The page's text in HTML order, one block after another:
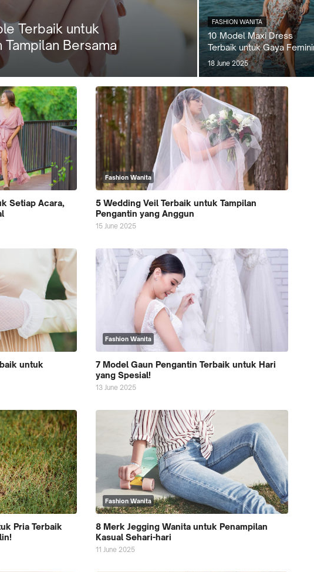
Terbaik untuk
Bersama
FASHION WANITA
10 Model Maxi Dress
Terbaik untuk Gaya
18 June 2025
Setiap Acara,
Fashion Wanita
5 Wedding Veil Terbaik untuk Tampilan
Pengantin yang Anggun
15 June 2025
untuk
Fashion Wanita
7 Model Gaun Pengantin Terbaik untuk Hari
yang Spesial!
13 June 2025
Pria Terbaik
Fashion Wanita
8 Merk Jegging Wanita untuk Penampilan
Kasual Sehari-hari
11 June 2025